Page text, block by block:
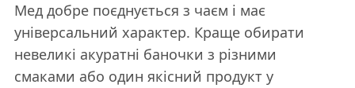
Мед добре поєднується з чаєм і має
універсальний характер. Краще обирати
невеликі акуратні баночки з різними
смаками або один якісний продукт у